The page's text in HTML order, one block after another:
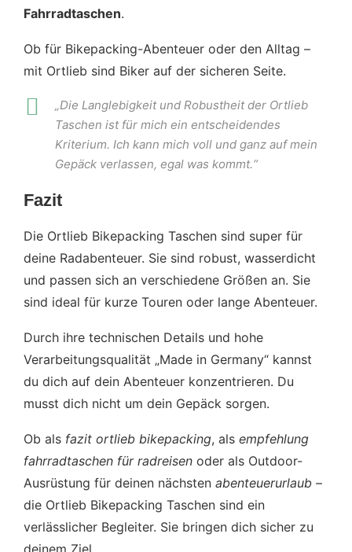
Fahrradtaschen.
Ob für Bikepacking-Abenteuer oder den Alltag –
mit Ortlieb sind Biker auf der sicheren Seite.
„Die Langlebigkeit und Robustheit der Ortlieb
Taschen ist für mich ein entscheidendes
Kriterium. Ich kann mich voll und ganz auf mein
Gepäck verlassen, egal was kommt.“
Fazit
Die Ortlieb Bikepacking Taschen sind super für
deine Radabenteuer. Sie sind robust, wasserdicht
und passen sich an verschiedene Größen an. Sie
sind ideal für kurze Touren oder lange Abenteuer.
Durch ihre technischen Details und hohe
Verarbeitungsqualität „Made in Germany“ kannst
du dich auf dein Abenteuer konzentrieren. Du
musst dich nicht um dein Gepäck sorgen.
Ob als fazit ortlieb bikepacking, als empfehlung
fahrradtaschen für radreisen oder als Outdoor-
Ausrüstung für deinen nächsten abenteuerurlaub –
die Ortlieb Bikepacking Taschen sind ein
verlässlicher Begleiter. Sie bringen dich sicher zu
deinem Ziel.